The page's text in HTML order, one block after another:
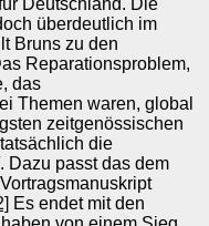
Deutschland. Die
überdeutlich im
Bruns zu den
Reparationsproblem,
das
Themen waren, global
zeitgenössischen
die
. Dazu passt das dem
Es endet mit den